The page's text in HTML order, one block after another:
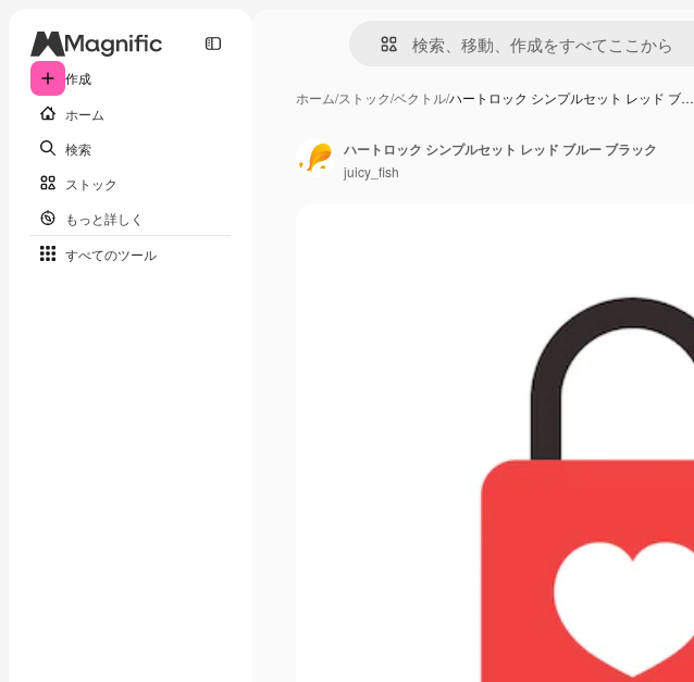
作成
ホーム
検索
ストック
もっと詳しく
すべてのツール
ホーム/ストック/ベクトル/ハートロック シンプルセット レッド ブ…
ハートロック シンプルセット レッド ブルー ブラック
juicy_fish